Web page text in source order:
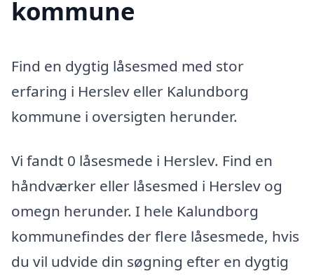
kommune
Find en dygtig låsesmed med stor
erfaring i Herslev eller Kalundborg
kommune i oversigten herunder.
Vi fandt 0 låsesmede i Herslev. Find en
håndværker eller låsesmed i Herslev og
omegn herunder. I hele Kalundborg
kommunefindes der flere låsesmede, hvis
du vil udvide din søgning efter en dygtig